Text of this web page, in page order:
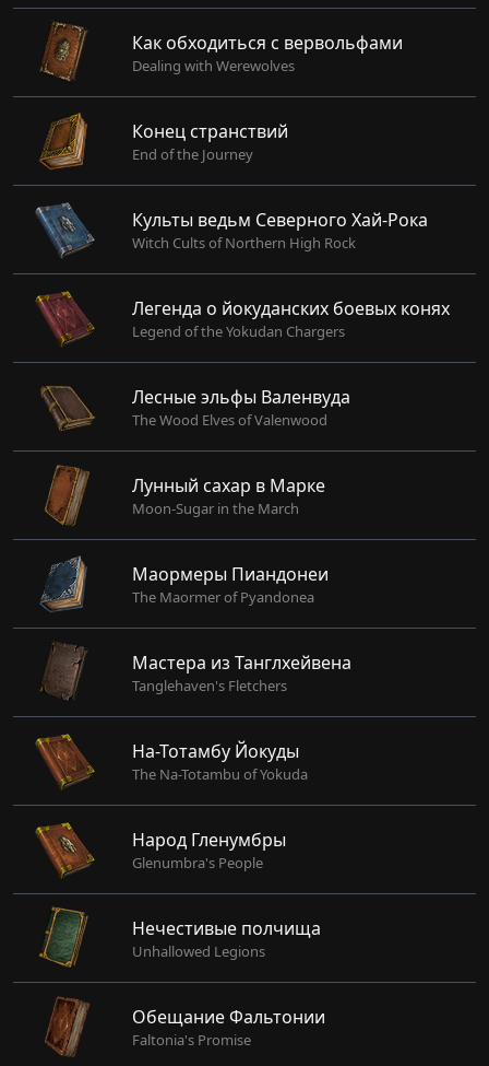
Как обходиться с вервольфами
Dealing with Werewolves
Конец странствий
End of the Journey
Культы ведьм Северного Хай-Рока
Witch Cults of Northern High Rock
Легенда о йокуданских боевых конях
Legend of the Yokudan Chargers
Лесные эльфы Валенвуда
The Wood Elves of Valenwood
Лунный сахар в Марке
Moon-Sugar in the March
Маормеры Пиандонеи
The Maormer of Pyandonea
Мастера из Танглхейвена
Tanglehaven's Fletchers
На-Тотамбу Йокуды
The Na-Totambu of Yokuda
Народ Гленумбры
Glenumbra's People
Нечестивые полчища
Unhallowed Legions
Обещание Фальтонии
Faltonia's Promise